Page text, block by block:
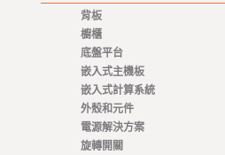
背板
櫥櫃
底盤平台
嵌入式主機板
嵌入式計算系統
外殼和元件
電源解決方案
旋轉開關